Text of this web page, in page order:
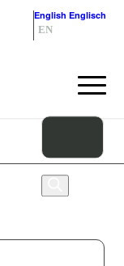
English Englisch
EN